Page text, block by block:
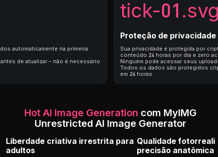
automaticamente na primeira
de atualizar – não é necessário
tick-
Proteção de privacidade
Sua privacidade é protegida por
conteúdo 24 horas por dia e zero
Ninguém pode acessar seus
Todos os dados são protegidos
em 24 horas.
Hot AI Image Generation com MyIMG
Unrestricted AI Image Generator
Liberdade criativa irrestrita para
adultos
Qualidade
precisão anatômica